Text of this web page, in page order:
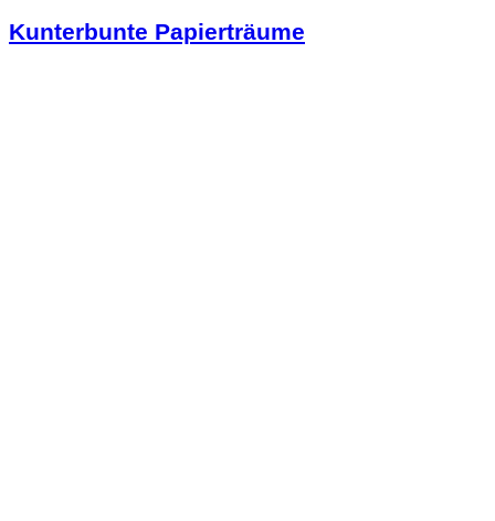
Kunterbunte Papierträume